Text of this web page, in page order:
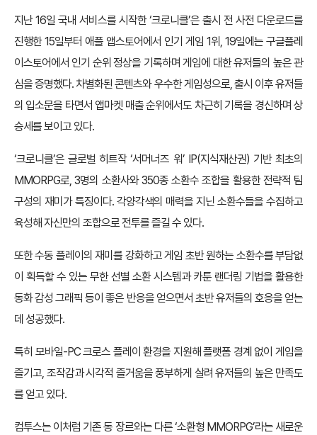
지난 16일 국내 서비스를 시작한 ‘크로니클’은 출시 전 사전 다운로드를
진행한 15일부터 애플 앱스토어에서 인기 게임 1위, 19일에는 구글플레
이스토어에서 인기 순위 정상을 기록하며 게임에 대한 유저들의 높은 관
심을 증명했다. 차별화된 콘텐츠와 우수한 게임성으로, 출시 이후 유저들
의 입소문을 타면서 앱마켓 매출 순위에서도 차근히 기록을 경신하며 상
승세를 보이고 있다.
‘크로니클’은 글로벌 히트작 ‘서머너즈 워’ IP(지식재산권) 기반 최초의
MMORPG로, 3명의 소환사와 350종 소환수 조합을 활용한 전략적 팀
구성의 재미가 특징이다. 각양각색의 매력을 지닌 소환수들을 수집하고
육성해 자신만의 조합으로 전투를 즐길 수 있다.
또한 수동 플레이의 재미를 강화하고 게임 초반 원하는 소환수를 부담없
이 획득할 수 있는 무한 선별 소환 시스템과 카툰 랜더링 기법을 활용한
동화 감성 그래픽 등이 좋은 반응을 얻으면서 초반 유저들의 호응을 얻는
데 성공했다.
특히 모바일-PC 크로스 플레이 환경을 지원해 플랫폼 경계 없이 게임을
즐기고, 조작감과 시각적 즐거움을 풍부하게 살려 유저들의 높은 만족도
를 얻고 있다.
컴투스는 이처럼 기존 동 장르와는 다른 ‘소환형 MMORPG’라는 새로운